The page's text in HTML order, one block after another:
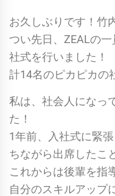
お久しぶりです！竹
つい先日、ZEALの
社式を行いました！
計14名のピカピカの
私は、社会人になっ
た！
1年前、入社式に緊
ちながら出席したこ
これからは後輩を指
自分のスキルアップ